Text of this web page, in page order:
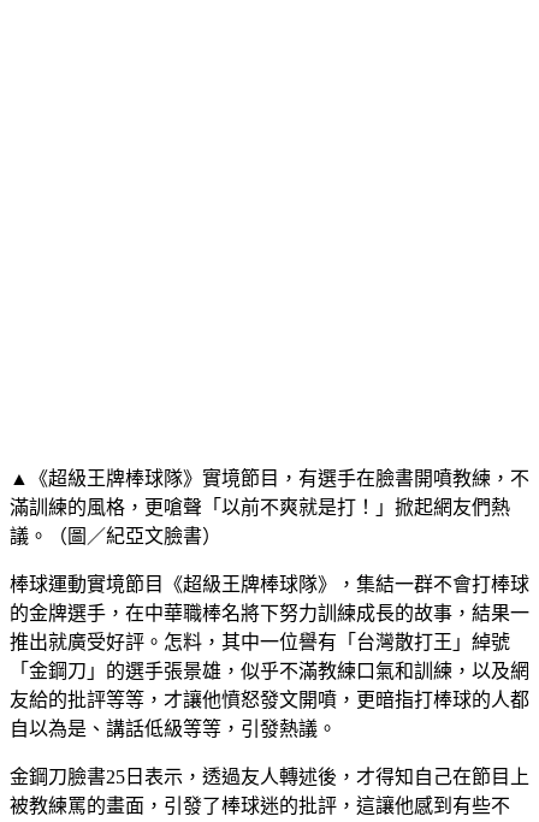
▲《超級王牌棒球隊》實境節目，有選手在臉書開噴教練，不
滿訓練的風格，更嗆聲「以前不爽就是打！」掀起網友們熱
議。（圖／紀亞文臉書）
棒球運動實境節目《超級王牌棒球隊》，集結一群不會打棒球
的金牌選手，在中華職棒名將下努力訓練成長的故事，結果一
推出就廣受好評。怎料，其中一位譽有「台灣散打王」綽號
「金鋼刀」的選手張景雄，似乎不滿教練口氣和訓練，以及網
友給的批評等等，才讓他憤怒發文開噴，更暗指打棒球的人都
自以為是、講話低級等等，引發熱議。
金鋼刀臉書25日表示，透過友人轉述後，才得知自己在節目上
被教練罵的畫面，引發了棒球迷的批評，這讓他感到有些不